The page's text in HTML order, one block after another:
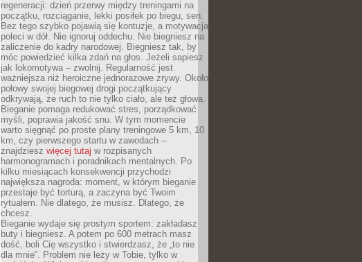
regeneracji: dzień przerwy między treningami na
początku, rozciąganie, lekki posiłek po biegu, sen.
Bez tego szybko pojawią się kontuzje, a motywacja
poleci w dół. Nie ignoruj oddechu. Nie biegniesz na
zaliczenie do kadry narodowej. Biegniesz tak, by
móc powiedzieć kilka zdań na głos. Jeżeli sapiesz
jak lokomotywa – zwolnij. Regularność jest
ważniejsza niż heroiczne jednorazowe zrywy. Około
połowy swojej biegowej drogi początkujący
odkrywają, że ruch to nie tylko ciało, ale też głowa.
Bieganie pomaga redukować stres, porządkować
myśli, poprawia jakość snu. W tym momencie
warto sięgnąć po proste plany treningowe 5 km, 10
km, czy pierwszego startu w zawodach –
znajdziesz więcej tutaj w rozpisanych
harmonogramach i poradnikach mentalnych. Po
kilku miesiącach konsekwencji przychodzi
największa nagroda: moment, w którym bieganie
przestaje być torturą, a zaczyna być Twoim
rytuałem. Nie dlatego, że musisz. Dlatego, że
chcesz.
Bieganie wydaje się prostym sportem: zakładasz
buty i biegniesz. A potem po 600 metrach masz
dość, boli Cię wszystko i stwierdzasz, że „to nie
dla mnie”. Problem nie leży w Tobie, tylko w